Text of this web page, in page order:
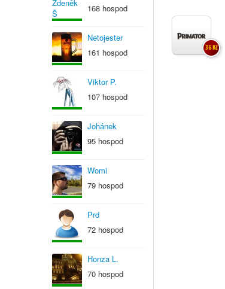
168 hospod
Netojester
161 hospod
Viktor P.
107 hospod
Johánek
95 hospod
Womi
79 hospod
Prd
72 hospod
Honza L.
70 hospod
36 Kč